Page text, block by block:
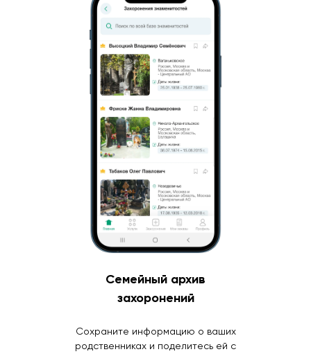
Семейный архив
захоронений
Сохраните информацию о ваших
родственниках и поделитесь ей с